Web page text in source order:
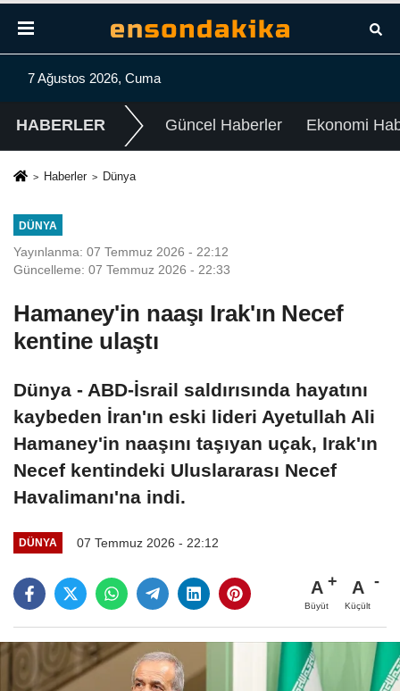
7 Ağustos 2026, Cuma
HABERLER Güncel Haberler Ekonomi
Haberler Dünya
DÜNYA
Yayınlanma: 07 Temmuz 2026 - 22:12
Güncelleme: 07 Temmuz 2026 - 22:33
Hamaney'in naaşı Irak'ın Necef
kentine ulaştı
Dünya - ABD-İsrail saldırısında hayatını
kaybeden İran'ın eski lideri Ayetullah Ali
Hamaney'in naaşını taşıyan uçak, Irak'ın
Necef kentindeki Uluslararası Necef
Havalimanı'na indi.
DÜNYA 07 Temmuz 2026 - 22:12
A
Büyüt
A
Küçült